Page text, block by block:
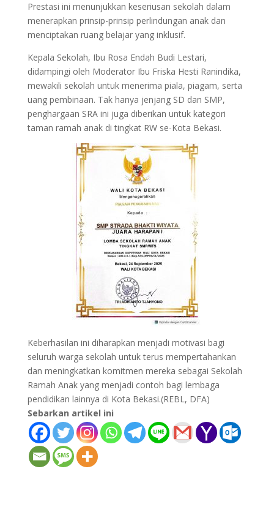
Prestasi ini menunjukkan keseriusan sekolah dalam
menerapkan prinsip-prinsip perlindungan anak dan
menciptakan ruang belajar yang inklusif.
Kepala Sekolah, Ibu Rosa Endah Budi Lestari,
didampingi oleh Moderator Ibu Friska Hesti Ranindika,
mewakili sekolah untuk menerima piala, piagam, serta
uang pembinaan. Tak hanya jenjang SD dan SMP,
penghargaan SRA ini juga diberikan untuk kategori
taman ramah anak di tingkat RW se-Kota Bekasi.
Keberhasilan ini diharapkan menjadi motivasi bagi
seluruh warga sekolah untuk terus mempertahankan
dan meningkatkan komitmen mereka sebagai Sekolah
Ramah Anak yang menjadi contoh bagi lembaga
pendidikan lainnya di Kota Bekasi.(REBL, DFA)
Sebarkan artikel ini